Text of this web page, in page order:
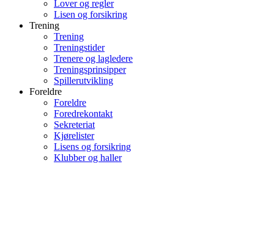
Lover og regler
Lisen og forsikring
Trening
Trening
Treningstider
Trenere og lagledere
Treningsprinsipper
Spillerutvikling
Foreldre
Foreldre
Foredrekontakt
Sekreteriat
Kjørelister
Lisens og forsikring
Klubber og haller